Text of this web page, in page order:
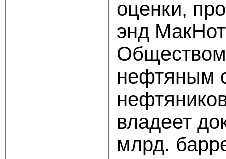
оценки,
энд
нефтяным
владеет
млрд.